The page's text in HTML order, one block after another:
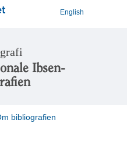
English
Ibsen-
bibliografien